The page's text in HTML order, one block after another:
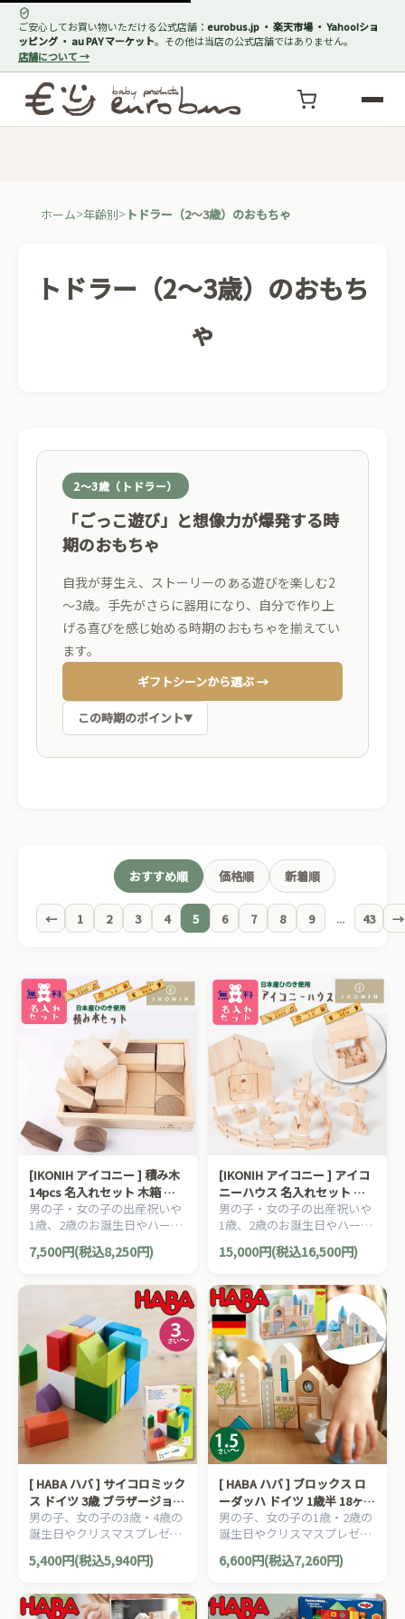
ご安心してお買い物いただける公式店舗： eurobus.jp ・ 楽天市場 ・ Yahoo!ショ
ッピング ・ au PAY マーケット。その他は当店の公式店舗ではありません。
店舗について →
ホーム 年齢別 トドラー（2〜3歳）のおもちゃ
トドラー（2〜3歳）のおもち
ゃ
2～3歳（トドラー）
「ごっこ遊び」と想像力が爆発する時
期のおもちゃ
自我が芽生え、ストーリーのある遊びを楽しむ2
～3歳。手先がさらに器用になり、自分で作り上
げる喜びを感じ始める時期のおもちゃを揃えてい
ます。
ギフトシーンから選ぶ →
この時期のポイント▼
指先の器用さ
パズル・ひも通し・ハンマートーイ。集中
力と手先の発達を促します。
表現
お絵描き・楽器・積み木。自己表現の喜び
を育てる時期です。
おもちゃの選び方ガイドを詳しく見る →
おすすめ順 価格順 新着順
← 1 2 3 4 5 6 7 8 9 ... 43 →
[IKONIH アイコニー ] 積み木
14pcs 名入れセット 木箱 つ
みき 木製 檜 ひのき 日本産ひ
のき
男の子・女の子の出産祝いや
1歳、2歳のお誕生日やハーフ
バースデイのギフトにぴった
りな、[IKONIH アイコニー ]
7,500円(税込8,250円)
[IKONIH アイコニー ] アイコ
ニーハウス 名入れセット ご
っこ遊び ドールハウス 木箱
つみき 木製 檜 ひのき 日本産
ひのき
男の子・女の子の出産祝いや
1歳、2歳のお誕生日やハーフ
バースデイのギフトにぴった
りな、[IKONIH アイコニー ハ
15,000円(税込16,500円)
[ HABA ハバ ] サイコロミック
ス ドイツ 3歳 ブラザージョル
ダン 積み木 パズル ブロック
知育玩具
男の子、女の子の3歳・4歳の
誕生日やクリスマスプレゼン
トにおすすめの、ドイツ
HABA ハバ社の木のおもち
5,400円(税込5,940円)
[ HABA ハバ ] ブロックス ロ
ーダッハ ドイツ 1歳半 18ヶ月
ブラザージョルダン 積み木
パズル ブロック 知育玩具
男の子、女の子の1歳・2歳の
誕生日やクリスマスプレゼン
トにおすすめの、ドイツ
HABA ハバ社の木のおもち
6,600円(税込7,260円)